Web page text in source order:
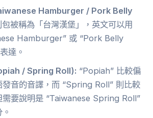
Hamburger / Pork Belly
包被稱為「台灣漢堡」，英文可以用
Hamburger” 或 “Pork Belly
達。
/ Spring Roll): “Popiah” 比較偏
發音的音譯，而 “Spring Roll” 則比較
需要說明是 “Taiwanese Spring Roll”